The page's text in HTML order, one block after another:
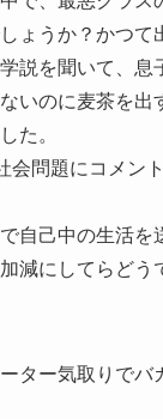
ょうか？かつて
説を聞いて、息
いのに麦茶を出
た。
会問題にコメン
自己中の生活を
減にしてらどう
ター気取りでバ